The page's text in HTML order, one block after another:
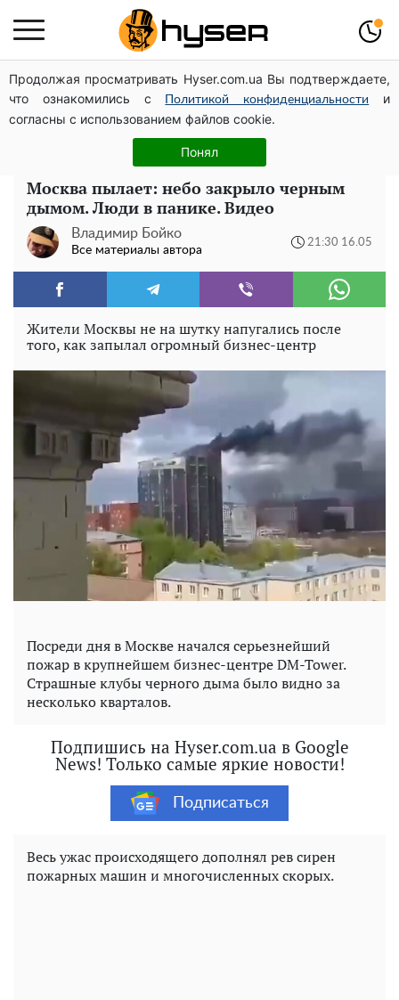
Продолжая просматривать Hyser.com.ua Вы подтверждаете,
что ознакомились с
Политикой конфиденциальности
и
согласны с использованием файлов cookie.
Понял
Полностью голая Анна Тринчер блеснула
"прелестями": таких размеров вы еще не видели
Его придется просто вылить: сколько можно хранить
бензин в пластиковой канистре
Москва пылает: небо закрыло черным
дымом. Люди в панике. Видео
Владимир Бойко
Все материалы автора
21:30 16.05
Жители Москвы не на шутку напугались после
того, как запылал огромный бизнес-центр
Посреди дня в Москве начался серьезнейший
пожар в крупнейшем бизнес-центре DM-Tower.
Страшные клубы черного дыма было видно за
несколько кварталов.
Подпишись на Hyser.com.ua в Google
News! Только самые яркие новости!
Подписаться
Весь ужас происходящего дополнял рев сирен
пожарных машин и многочисленных скорых.